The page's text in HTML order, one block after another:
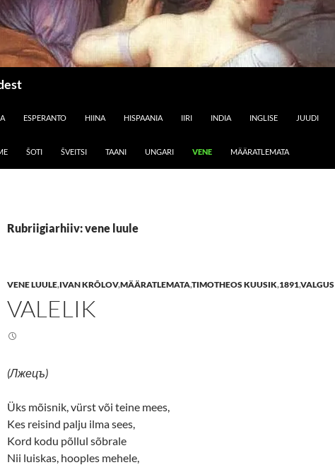
ESPERANTO HIINA HISPAANIA IIRI INDIA INGLISE JUUDI
ŠOTI ŠVEITSI TAANI UNGARI VENE MÄÄRATLEMATA
Rubriigiarhiiv: vene luule
VENE LUULE,IVAN KRÕLOV,MÄÄRATLEMATA,TIMOTHEOS KUUSIK,1891,VALGUS
VALELIK
(Лжецъ)
Üks mõisnik, vürst või teine mees,
Kes reisind palju ilma sees,
Kord kodu põllul sõbrale
Nii luiskas, hooples mehele,